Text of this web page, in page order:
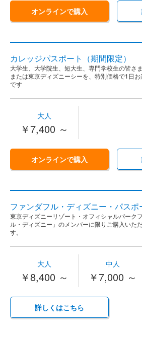
オンラインで購入
カレッジパスポート（期間限定）
大学生、大学院生、短大生、専門学校生の皆さ
または東京ディズニーシーを、特別価格で1日
です
大人
￥7,400 ～
オンラインで購入
ファンダフル・ディズニー・パスポ
東京ディズニーリゾート・オフィシャルパーク
ル・ディズニー」のメンバーに限りご購入いた
す。
大人
￥8,400 ～
中人
￥7,000 ～
詳しくはこちら